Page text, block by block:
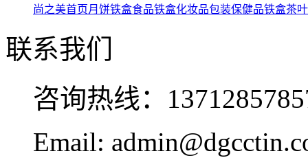
尚之美首页月饼铁盒食品铁盒化妆品包装保健品铁盒茶
联系我们
咨询热线：
Email: